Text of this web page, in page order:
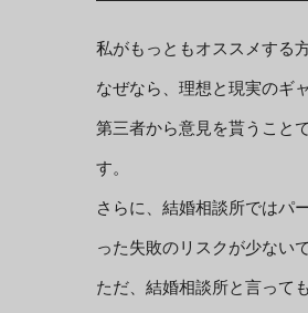
私がもっともオススメする
なぜなら、理想と現実のギ
第三者から意見を貰うこと
す。
さらに、結婚相談所ではパ
った失敗のリスクが少ないで
ただ、結婚相談所と言って